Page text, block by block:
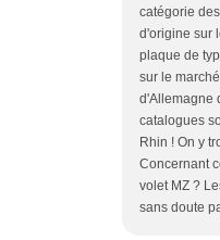
catégorie
d'origine sur
plaque de
sur le
d'Allemagne
catalogues
Rhin ! On y
Concernant
volet MZ ?
sans doute